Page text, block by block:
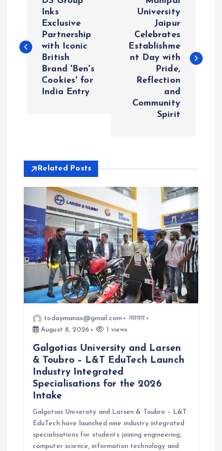
s
g
a
t
o
n
Inks
Exclusive
Partnership
with Iconic
British
Brand 'Ben's
Cookies' for
India Entry
University
Jaipur
Celebrates
Establishme
nt Day with
Pride,
Reflection
and
Community
Spirit
Related Posts
todaymanas@gmail.com
व्यापार
August 8, 2026
1 views
Galgotias University and Larsen
& Toubro – L&T EduTech Launch
Industry Integrated
Specialisations for the 2026
Intake
Galgotias University and Larsen & Toubro – L&T
EduTech have launched nine industry integrated
specialisations for students joining engineering,
computer science, information technology and